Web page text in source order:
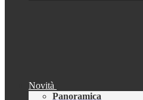
Novità
Panoramica